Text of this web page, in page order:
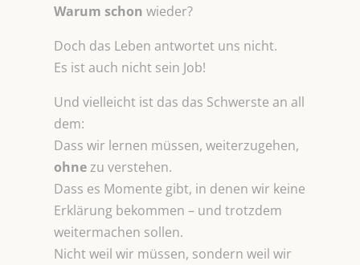
Warum schon wieder?
Doch das Leben antwortet uns nicht.
Es ist auch nicht sein Job!
Und vielleicht ist das das Schwerste an all
dem:
Dass wir lernen müssen, weiterzugehen,
ohnezu verstehen.
Dass es Momente gibt, in denen wir keine
Erklärung bekommen – und trotzdem
weitermachen sollen.
Nicht weil wir müssen, sondern weil wir